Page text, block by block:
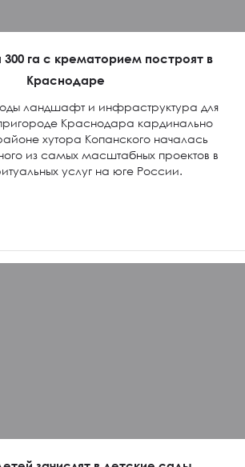
га с крематорием построят в
Краснодаре
ландшафт и инфраструктура для
Краснодара кардинально
хутора Копанского началась
из самых масштабных проектов в
услуг на юге России.